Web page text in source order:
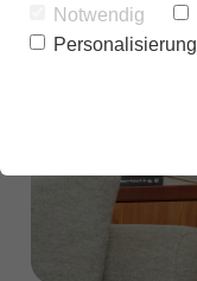
Notwendig
Personalisierung